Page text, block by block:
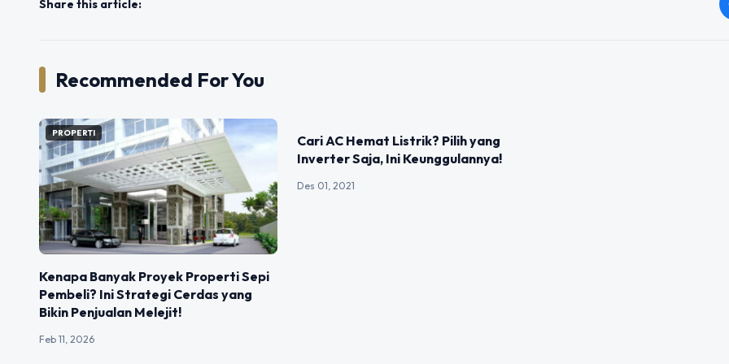
Share this article:
Recommended For You
PROPERTI
Kenapa Banyak Proyek Properti Sepi
Pembeli? Ini Strategi Cerdas yang
Bikin Penjualan Melejit!
Feb 11, 2026
Cari AC Hemat Listrik? Pilih yang
Inverter Saja, Ini Keunggulannya!
Des 01, 2021